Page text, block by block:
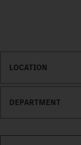
LOCATION
DEPARTMENT